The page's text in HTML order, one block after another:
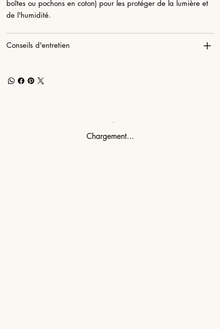
boîtes ou pochons en coton) pour les protéger de la lumière et
de l'humidité.
Conseils d'entretien
Chargement...